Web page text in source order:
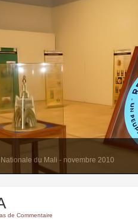
masculin jusqu'à une
fleurs, les considèrent comme des
ils ne sont pas physiquement
impuissants souffraient de
du Mali - novembre 2010
de Commentaire